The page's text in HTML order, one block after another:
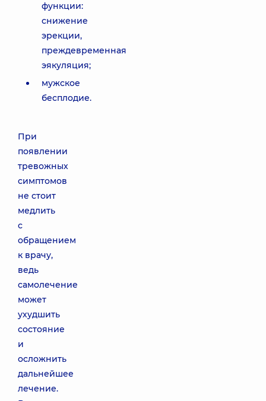
функции:
снижение
эрекции,
преждевременная
эякуляция;
мужское
бесплодие.
При
появлении
тревожных
симптомов
не стоит
медлить
с
обращением
к врачу,
ведь
самолечение
может
ухудшить
состояние
и
осложнить
дальнейшее
лечение.